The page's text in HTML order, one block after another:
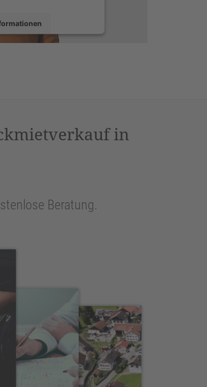
in
Beratung.